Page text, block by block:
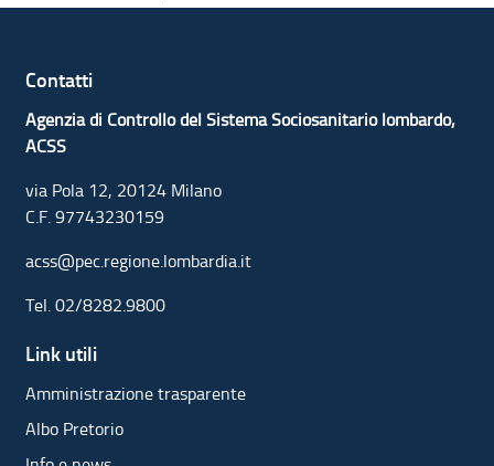
Contatti
Agenzia di Controllo del Sistema Sociosanitario lombardo,
ACSS
via Pola 12, 20124 Milano
C.F. 97743230159
acss@pec.regione.lombardia.it
Tel.02/8282.9800
Link utili
Amministrazione trasparente
Albo Pretorio